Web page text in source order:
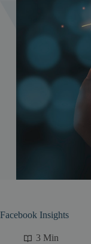
Facebook Insights
3 Min